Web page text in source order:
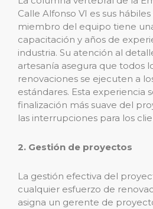
Calle Alfonso VI es sus
miembro del equipo tiene
capacitación y años de
industria. Su atención al
artesanía asegura que todos
renovaciones se ejecuten a
estándares. Esta experiencia
finalización más suave del
las interrupciones para los
2. Gestión de proyectos
La gestión efectiva del
cualquier esfuerzo de
asigna un gerente de